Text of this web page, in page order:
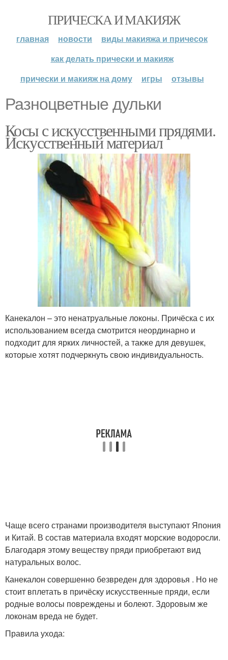
ПРИЧЕСКА И МАКИЯЖ
главная новости
виды макияжа и причесок
как делать прически и макияж
прически и макияж на дому
игры отзывы
Разноцветные дульки
Косы с искусственными прядями.
Искусственный материал
Канекалон – это ненатруальные локоны. Причёска с их
использованием всегда смотрится неординарно и
подходит для ярких личностей, а также для девушек,
которые хотят подчеркнуть свою индивидуальность.
Чаще всего странами производителя выступают Япония
и Китай. В состав материала входят морские водоросли.
Благодаря этому веществу пряди приобретают вид
натуральных волос.
Канекалон совершенно безвреден для здоровья . Но не
стоит вплетать в причёску искусственные пряди, если
родные волосы повреждены и болеют. Здоровым же
локонам вреда не будет.
Правила ухода: